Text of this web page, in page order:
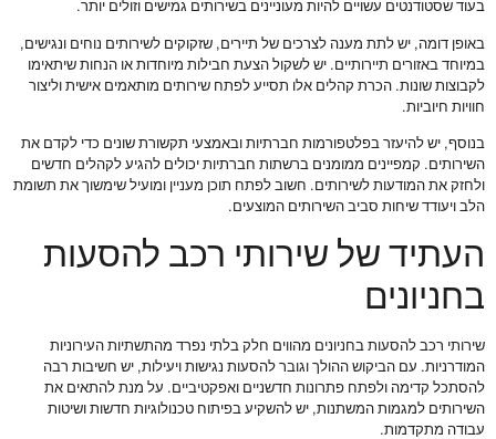
בעוד שסטודנטים עשויים להיות מעוניינים בשירותים גמישים וזולים יותר.
באופן דומה, יש לתת מענה לצרכים של תיירים, שזקוקים לשירותים נוחים ונגישים,
במיוחד באזורים תיירותיים. יש לשקול הצעת חבילות מיוחדות או הנחות שיתאימו
לקבוצות שונות. הכרת קהלים אלו תסייע לפתח שירותים מותאמים אישית וליצור
חוויות חיוביות.
בנוסף, יש להיעזר בפלטפורמות חברתיות ובאמצעי תקשורת שונים כדי לקדם את
השירותים. קמפיינים ממומנים ברשתות חברתיות יכולים להגיע לקהלים חדשים
ולחזק את המודעות לשירותים. חשוב לפתח תוכן מעניין ומועיל שימשוך את תשומת
הלב ויעודד שיחות סביב השירותים המוצעים.
העתיד של שירותי רכב להסעות
בחניונים
שירותי רכב להסעות בחניונים מהווים חלק בלתי נפרד מהתשתיות העירוניות
המודרניות. עם הביקוש ההולך וגובר להסעות נגישות ויעילות, יש חשיבות רבה
להסתכל קדימה ולפתח פתרונות חדשניים ואפקטיביים. על מנת להתאים את
השירותים למגמות המשתנות, יש להשקיע בפיתוח טכנולוגיות חדשות ושיטות
עבודה מתקדמות.